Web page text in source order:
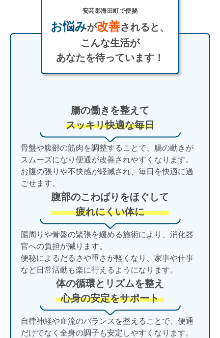
安芸郡海田町で便秘
お悩みが改善されると、
こんな生活が
あなたを待っています！
腸の働きを整えて
スッキリ快適な毎日
骨盤や腹部の筋肉を調整することで、腸の動きが
スムーズになり便通が改善されやすくなります。
お腹の張りや不快感が軽減され、毎日を快適に過
ごせます。
腹部のこわばりをほぐして
疲れにくい体に
腸周りや骨盤の緊張を緩める施術により、消化器
官への負担が減ります。
便秘によるだるさや重さが軽くなり、家事や仕事
など日常活動も楽に行えるようになります。
体の循環とリズムを整え
心身の安定をサポート
自律神経や血流のバランスを整えることで、便通
だけでなく全身の調子も安定しやすくなります。